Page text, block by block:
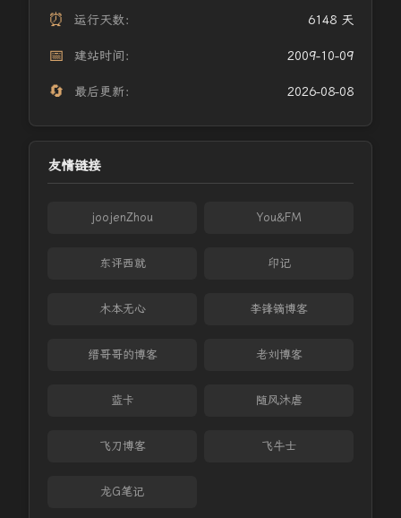
⏰ 运行天数： 6148 天
📅 建站时间： 2009-10-09
🔄 最后更新： 2026-08-08
友情链接
joojenZhou You&FM
东评西就 印记
木本无心 李锋镝博客
缙哥哥的博客 老刘博客
蓝卡 随风沐虐
飞刀博客 飞牛士
龙G笔记